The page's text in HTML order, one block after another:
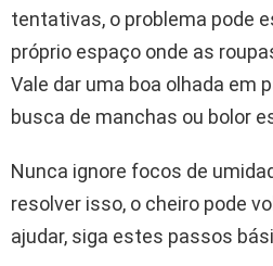
tentativas, o problema pode
próprio espaço onde as
Vale dar uma boa olhada em
busca de manchas ou bolor
Nunca ignore focos de
resolver isso, o cheiro pode
ajudar, siga estes passos